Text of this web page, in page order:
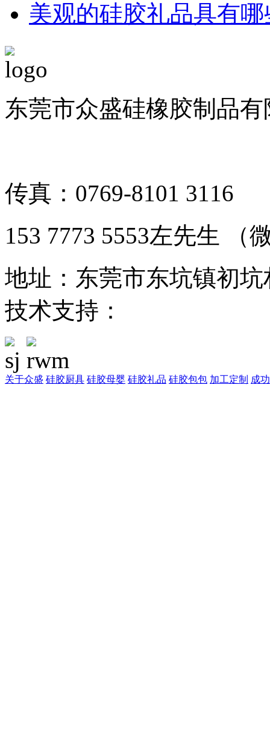
美观的硅胶礼品具有
东莞市众盛硅橡胶制品
传真：0769-8101 3116
153 7773 5553左先生 （
地址：东莞市东坑镇初
技术支持：
关于众盛 硅胶厨具 硅胶母婴 硅胶礼品 硅胶包包 加工定制 成